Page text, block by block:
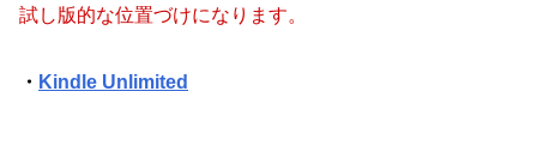
試し版的な位置づけになります。
・ Kindle Unlimited